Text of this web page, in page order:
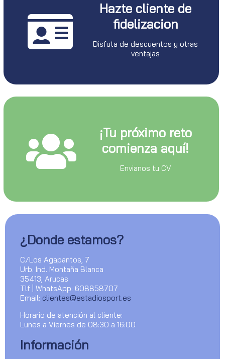
Hazte cliente de
fidelizacion
Disfuta de descuentos y otras
ventajas
¡Tu próximo reto
comienza aquí!
Envianos tu CV
¿Donde estamos?
C/Los Agapantos, 7
Urb. Ind. Montaña Blanca
35413, Arucas
Tlf | WhatsApp: 608858707
Email: clientes@estadiosport.es
Horario de atención al cliente:
Lunes a Viernes de 08:30 a 16:00
Información